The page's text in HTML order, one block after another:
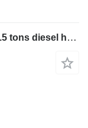
Kalmar DCE 55-6HM diesel heftruck 5.5 tons diesel heftruck